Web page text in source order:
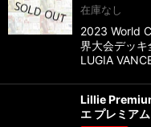
在庫なし
2023 World
界大会デッキ
LUGIA
Lillie
エ プレミア